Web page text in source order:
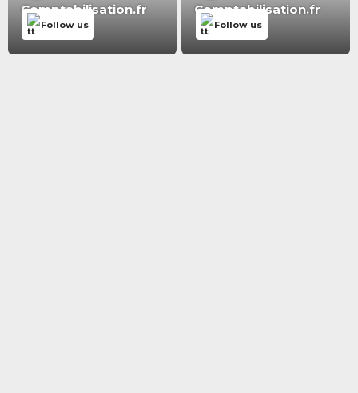
Comptabilisation.fr
Follow us
Comptabilisation.fr
Follow us